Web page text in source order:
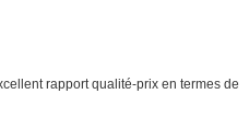
rapport qualité-prix en termes de